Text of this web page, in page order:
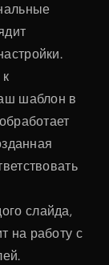
шаблон в
слайда,
на работу с